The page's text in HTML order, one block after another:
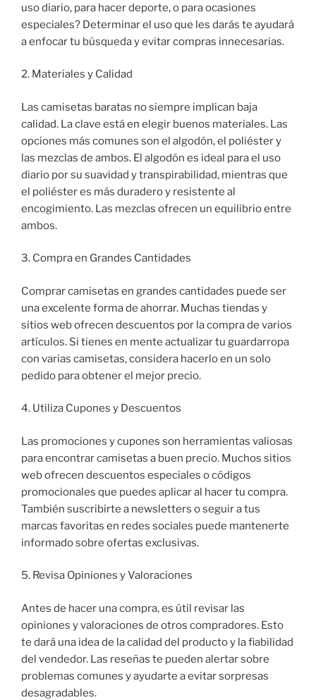
uso diario, para hacer deporte, o para ocasiones
especiales? Determinar el uso que les darás te ayudará
a enfocar tu búsqueda y evitar compras innecesarias.
2. Materiales y Calidad
Las camisetas baratas no siempre implican baja
calidad. La clave está en elegir buenos materiales. Las
opciones más comunes son el algodón, el poliéster y
las mezclas de ambos. El algodón es ideal para el uso
diario por su suavidad y transpirabilidad, mientras que
el poliéster es más duradero y resistente al
encogimiento. Las mezclas ofrecen un equilibrio entre
ambos.
3. Compra en Grandes Cantidades
Comprar camisetas en grandes cantidades puede ser
una excelente forma de ahorrar. Muchas tiendas y
sitios web ofrecen descuentos por la compra de varios
artículos. Si tienes en mente actualizar tu guardarropa
con varias camisetas, considera hacerlo en un solo
pedido para obtener el mejor precio.
4. Utiliza Cupones y Descuentos
Las promociones y cupones son herramientas valiosas
para encontrar camisetas a buen precio. Muchos sitios
web ofrecen descuentos especiales o códigos
promocionales que puedes aplicar al hacer tu compra.
También suscribirte a newsletters o seguir a tus
marcas favoritas en redes sociales puede mantenerte
informado sobre ofertas exclusivas.
5. Revisa Opiniones y Valoraciones
Antes de hacer una compra, es útil revisar las
opiniones y valoraciones de otros compradores. Esto
te dará una idea de la calidad del producto y la fiabilidad
del vendedor. Las reseñas te pueden alertar sobre
problemas comunes y ayudarte a evitar sorpresas
desagradables.